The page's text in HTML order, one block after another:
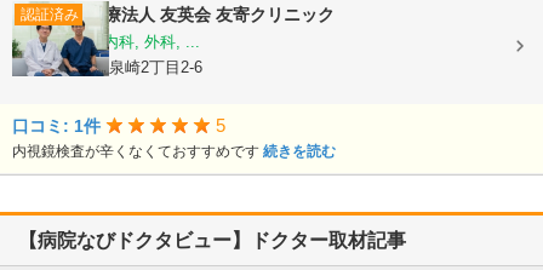
認証済み 医療法人 友英会 友寄クリニック
内科, 消化器内科, 外科, ...
沖縄県那覇市泉崎2丁目2-6
口コミ: 1件 5
内視鏡検査が辛くなくておすすめです 続きを読む
【病院なびドクタビュー】ドクター取材記事